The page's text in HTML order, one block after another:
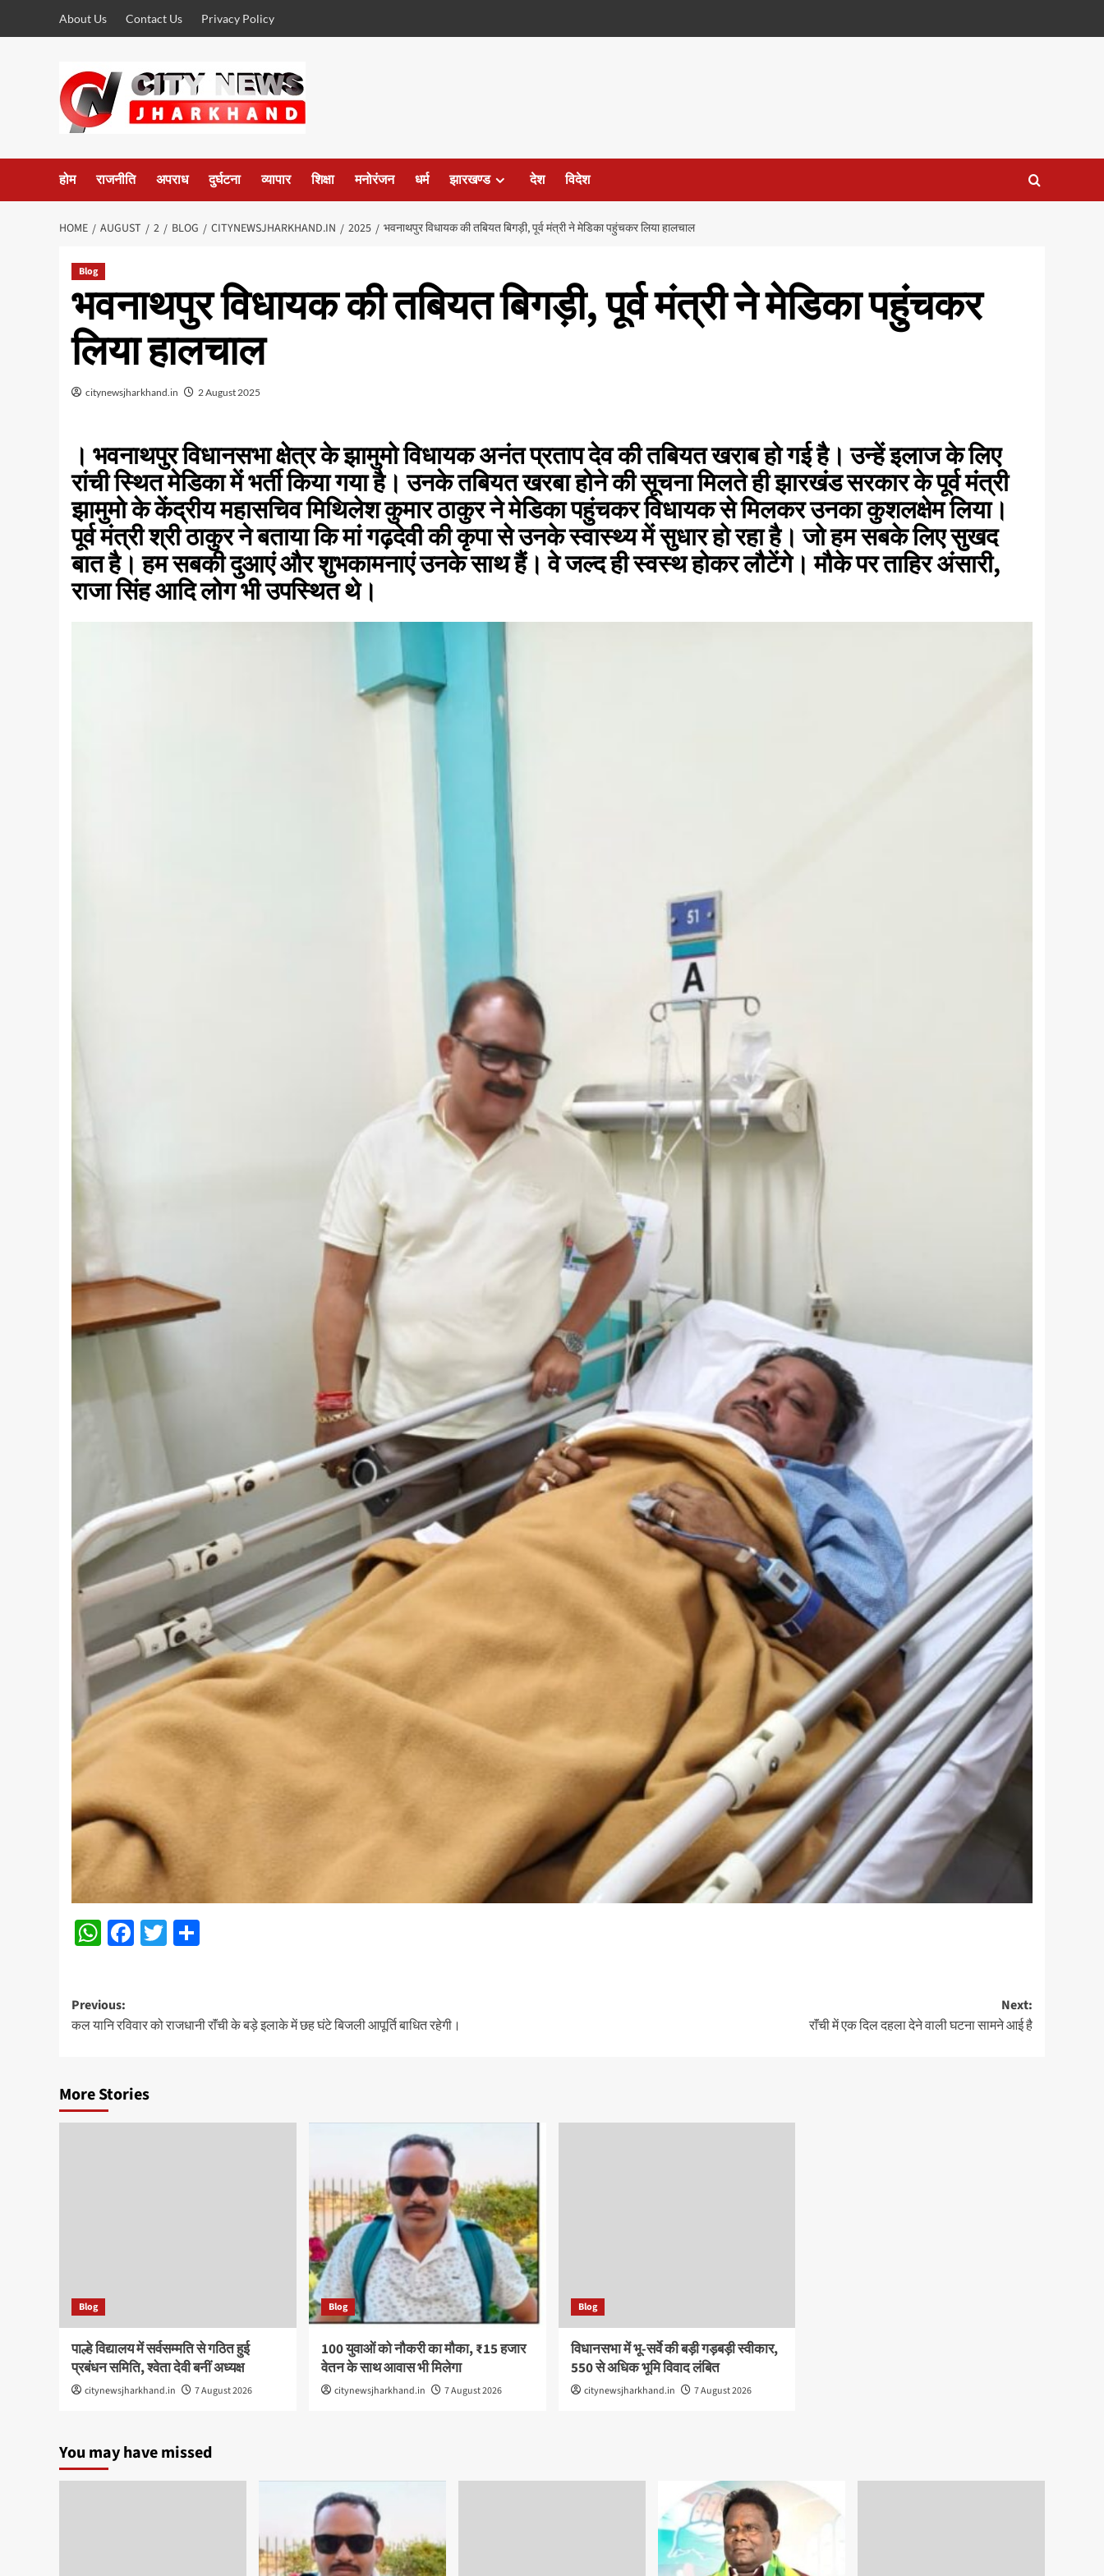
About Us Contact Us Privacy Policy
होम राजनीति अपराध दुर्घटना व्यापार शिक्षा मनोरंजन धर्म झारखण्ड देश विदेश
HOME AUGUST 2 BLOG CITYNEWSJHARKHAND.IN 2025 भवनाथपुर विधायक की तबियत बिगड़ी, पूर्व मंत्री ने मेडिका पहुंचकर लिया हालचाल
Blog
भवनाथपुर विधायक की तबियत बिगड़ी, पूर्व मंत्री ने मेडिका पहुंचकर
लिया हालचाल
citynewsjharkhand.in 2 August 2025
। भवनाथपुर विधानसभा क्षेत्र के झामुमो विधायक अनंत प्रताप देव की तबियत खराब हो गई है। उन्हें इलाज के लिए
रांची स्थित मेडिका में भर्ती किया गया है। उनके तबियत खरबा होने की सूचना मिलते ही झारखंड सरकार के पूर्व मंत्री
झामुमो के केंद्रीय महासचिव मिथिलेश कुमार ठाकुर ने मेडिका पहुंचकर विधायक से मिलकर उनका कुशलक्षेम लिया।
पूर्व मंत्री श्री ठाकुर ने बताया कि मां गढ़देवी की कृपा से उनके स्वास्थ्य में सुधार हो रहा है। जो हम सबके लिए सुखद
बात है। हम सबकी दुआएं और शुभकामनाएं उनके साथ हैं। वे जल्द ही स्वस्थ होकर लौटेंगे। मौके पर ताहिर अंसारी,
राजा सिंह आदि लोग भी उपस्थित थे।
WhatsApp
Facebook
Twitter
Post
navigation
Previous:
कल यानि रविवार को राजधानी राॅंची के बड़े इलाके में छह घंटे बिजली आपूर्ति बाधित रहेगी।
Next:
राॅंची में एक दिल दहला देने वाली घटना सामने आई है
More Stories
Blog
पाल्हे विद्यालय में सर्वसम्मति से गठित हुई
प्रबंधन समिति, श्वेता देवी बनीं अध्यक्ष
citynewsjharkhand.in 7 August 2026
Blog
100 युवाओं को नौकरी का मौका, ₹15 हजार
वेतन के साथ आवास भी मिलेगा
citynewsjharkhand.in 7 August 2026
Blog
विधानसभा में भू-सर्वे की बड़ी गड़बड़ी स्वीकार,
550 से अधिक भूमि विवाद लंबित
citynewsjharkhand.in 7 August 2026
You may have missed